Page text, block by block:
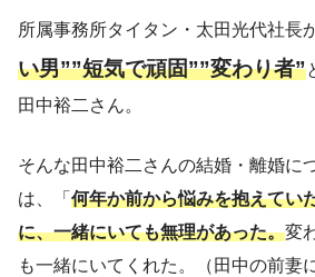
所属事務所タイタン・太田光代社長
い男””短気で頑固””変わり者”
田中裕二さん。
そんな田中裕二さんの結婚・離婚に
は、「 何年か前から悩みを抱えてい
に、一緒にいても無理があった。変
も一緒にいてくれた。（田中の前妻